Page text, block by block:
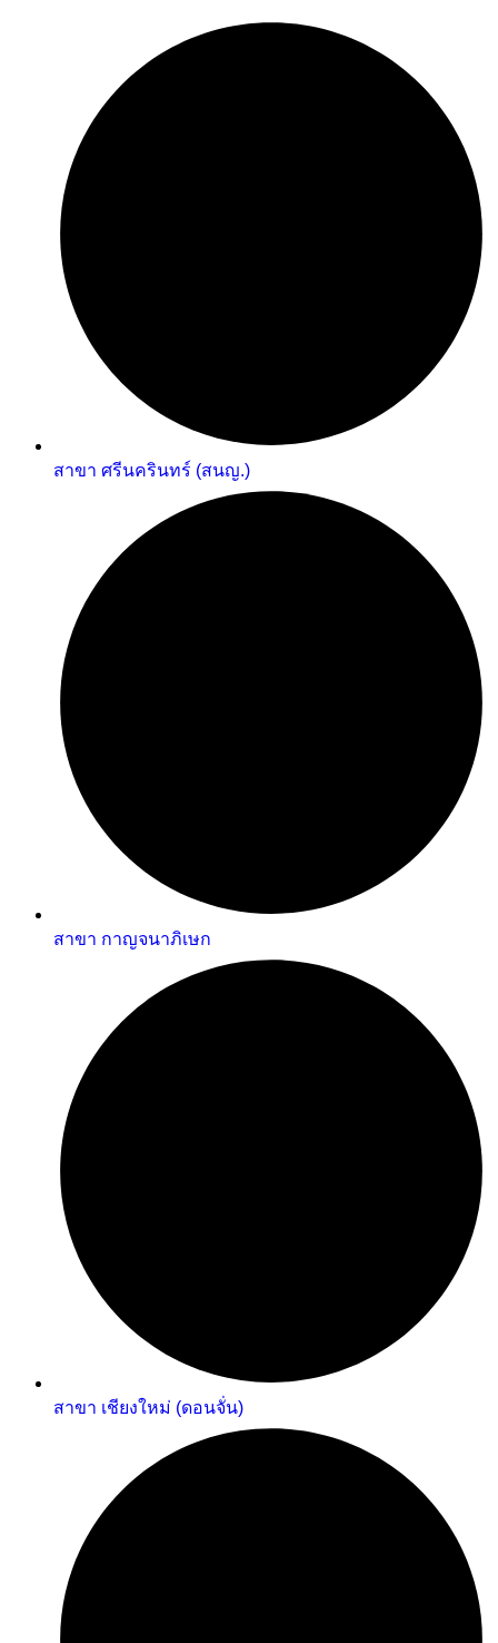
สาขา ศรีนครินทร์ (สนญ.)
สาขา กาญจนาภิเษก
สาขา เชียงใหม่ (ดอนจั่น)